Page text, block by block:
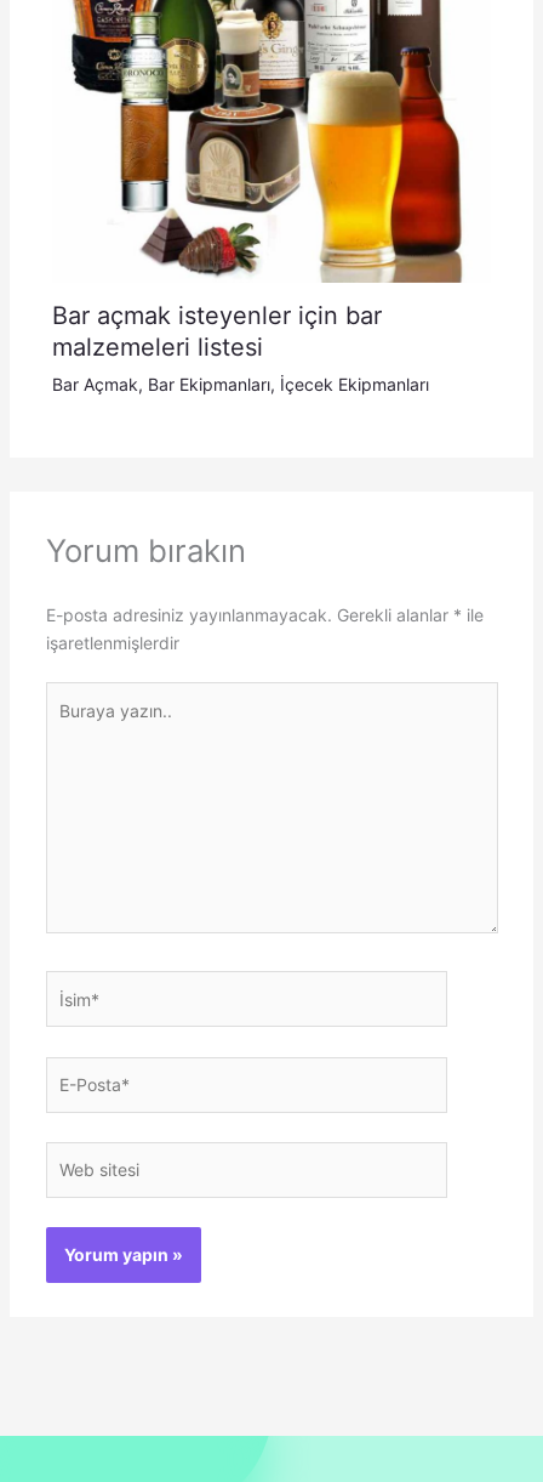
Bar açmak isteyenler için bar
malzemeleri listesi
Bar Açmak, Bar Ekipmanları, İçecek Ekipmanları
Yorum bırakın
E-posta adresiniz yayınlanmayacak. Gerekli alanlar * ile
işaretlenmişlerdir
yazın..
Posta*
sitesi